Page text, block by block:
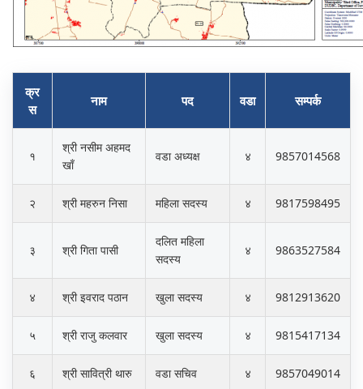
क्र
स
नाम पद वडा सम्पर्क
१
श्री नसीम अहमद
खाँ
वडा अध्यक्ष ४ 9857014568
२ श्री महरुन निसा महिला सदस्य ४ 9817598495
३ श्री गिता पासी
दलित महिला
सदस्य
४ 9863527584
४ श्री इवराद पठान खुला सदस्य ४ 9812913620
५ श्री राजु कलवार खुला सदस्य ४ 9815417134
६ श्री सावित्री थारु वडा सचिव ४ 9857049014